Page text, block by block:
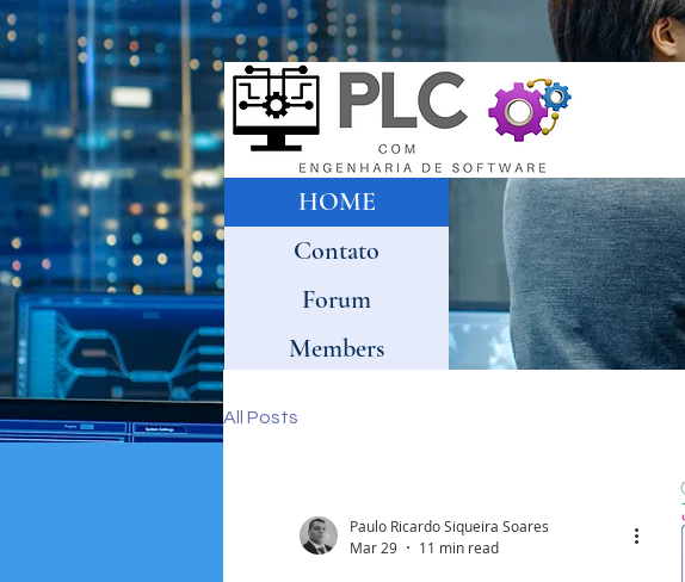
HOME
Contato
Forum
Members
All Posts
Paulo Ricardo Siqueira Soares
Mar 29
11 min read